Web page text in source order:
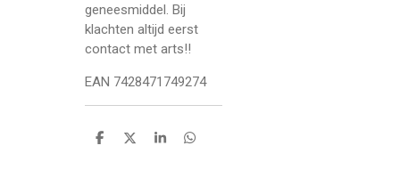
geneesmiddel. Bij
klachten altijd eerst
contact met arts!!
EAN 7428471749274
D
D
S
D